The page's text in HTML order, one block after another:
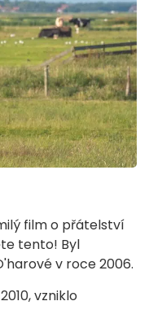
film o přátelství
tento! Byl
v roce 2006.
vzniklo